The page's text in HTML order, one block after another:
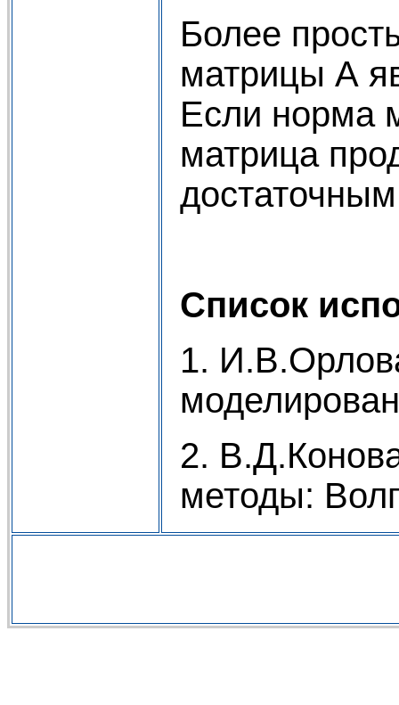
Более
матрицы А
Если норма
матрица
Список
1.
2.
методы: